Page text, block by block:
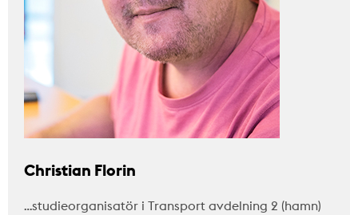
Christian Florin
…studieorganisatör i Transport avdelning 2 (hamn)